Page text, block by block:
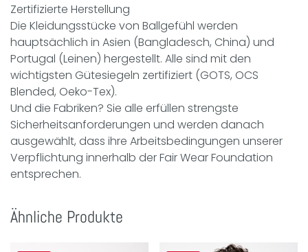
Zertifizierte Herstellung
Die Kleidungsstücke von Ballgefühl werden
hauptsächlich in Asien (Bangladesch, China) und
Portugal (Leinen) hergestellt. Alle sind mit den
wichtigsten Gütesiegeln zertifiziert (GOTS, OCS
Blended, Oeko-Tex).
Und die Fabriken? Sie alle erfüllen strengste
Sicherheitsanforderungen und werden danach
ausgewählt, dass ihre Arbeitsbedingungen unserer
Verpflichtung innerhalb der Fair Wear Foundation
entsprechen.
Ähnliche Produkte